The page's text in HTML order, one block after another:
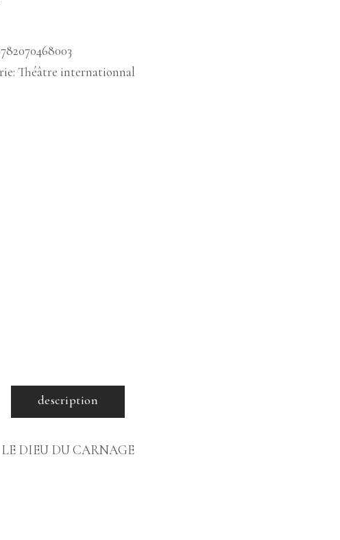
Théâtre internationnal
description
LE DIEU DU CARNAGE